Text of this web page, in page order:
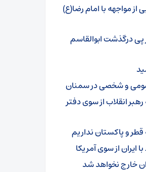
از مواجهه با امام رضا(ع)
درگذشت ابوالقاسم
و شخصی در سمنان
انقلاب از سوی دفتر
قطر و پاکستان نداریم
ایران از سوی آمریکا
خارج نخواهد شد